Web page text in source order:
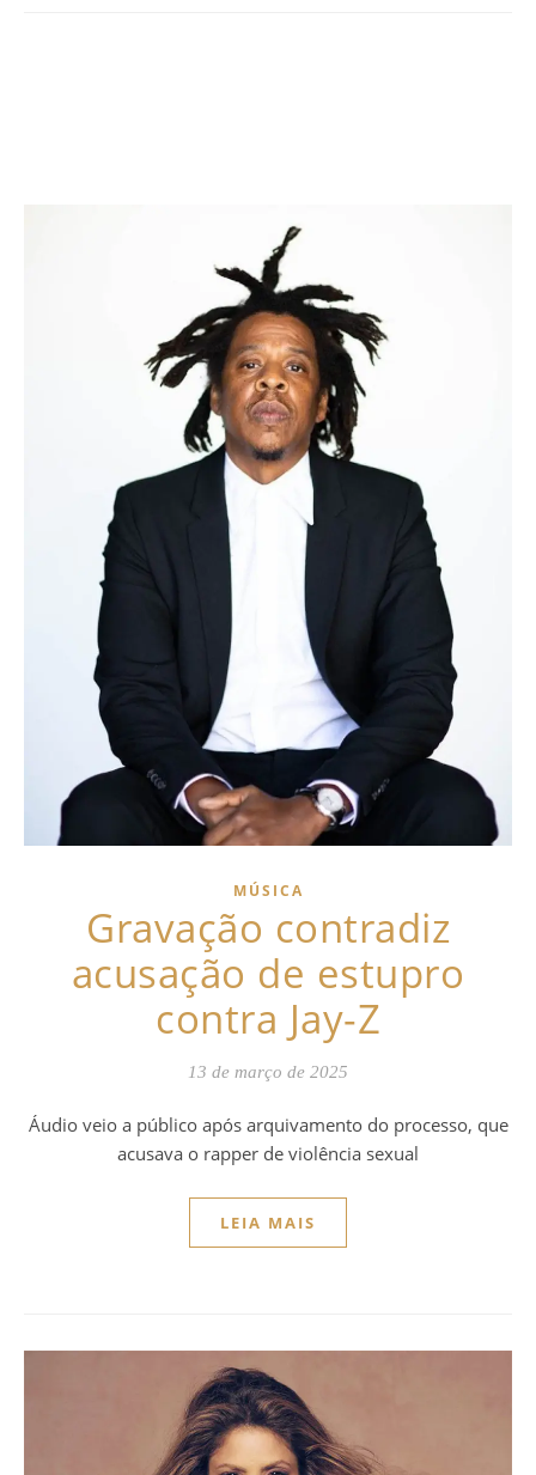
MÚSICA
Gravação contradiz
acusação de estupro
contra Jay-Z
13 de março de 2025
Áudio veio a público após arquivamento do processo, que
acusava o rapper de violência sexual
LEIA MAIS